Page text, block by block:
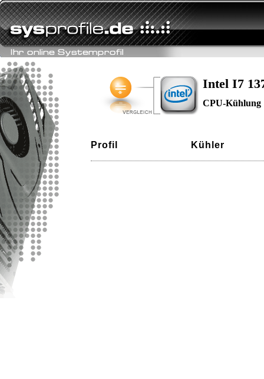
Intel I7
CPU-Kühlung
Profil Kühler